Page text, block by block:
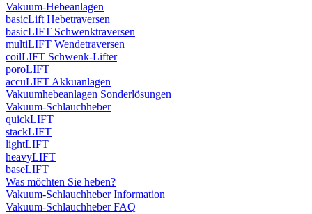
Vakuum-Hebeanlagen
basicLift Hebetraversen
basicLIFT Schwenktraversen
multiLIFT Wendetraversen
coilLIFT Schwenk-Lifter
poroLIFT
accuLIFT Akkuanlagen
Vakuumhebeanlagen Sonderlösungen
Vakuum-Schlauchheber
quickLIFT
stackLIFT
lightLIFT
heavyLIFT
baseLIFT
Was möchten Sie heben?
Vakuum-Schlauchheber Information
Vakuum-Schlauchheber FAQ